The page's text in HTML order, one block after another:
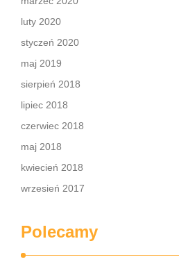
luty 2020
styczeń 2020
maj 2019
sierpień 2018
lipiec 2018
czerwiec 2018
maj 2018
kwiecień 2018
wrzesień 2017
Polecamy